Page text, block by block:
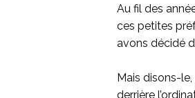
Au fil des
ces petites
avons décidé
Mais disons-
derrière